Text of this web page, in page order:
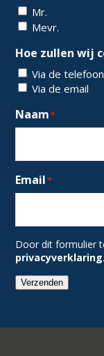
Mr.
Mevr.
Hoe zullen wij
Via de telefoon
Via de email
Naam*
Email*
Door dit formulier
privacyverklaring.
Verzenden